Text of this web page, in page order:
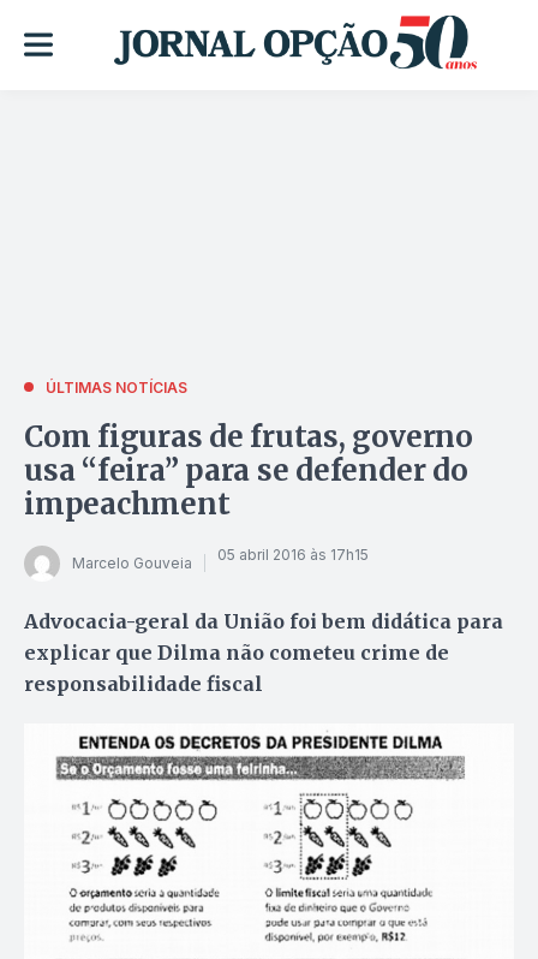
ÚLTIMAS NOTÍCIAS
Com figuras de frutas, governo
usa “feira” para se defender do
impeachment
Marcelo Gouveia 05 abril 2016 às 17h15
Advocacia-geral da União foi bem didática para
explicar que Dilma não cometeu crime de
responsabilidade fiscal